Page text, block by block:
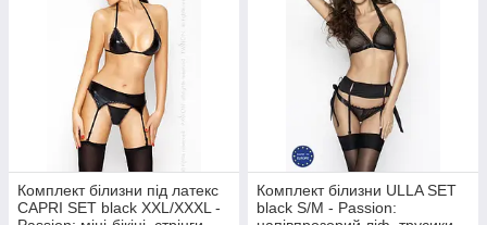
Комплект білизни під латекс
CAPRI SET black XXL/XXXL -
Комплект білизни ULLA SET
black S/M - Passion: